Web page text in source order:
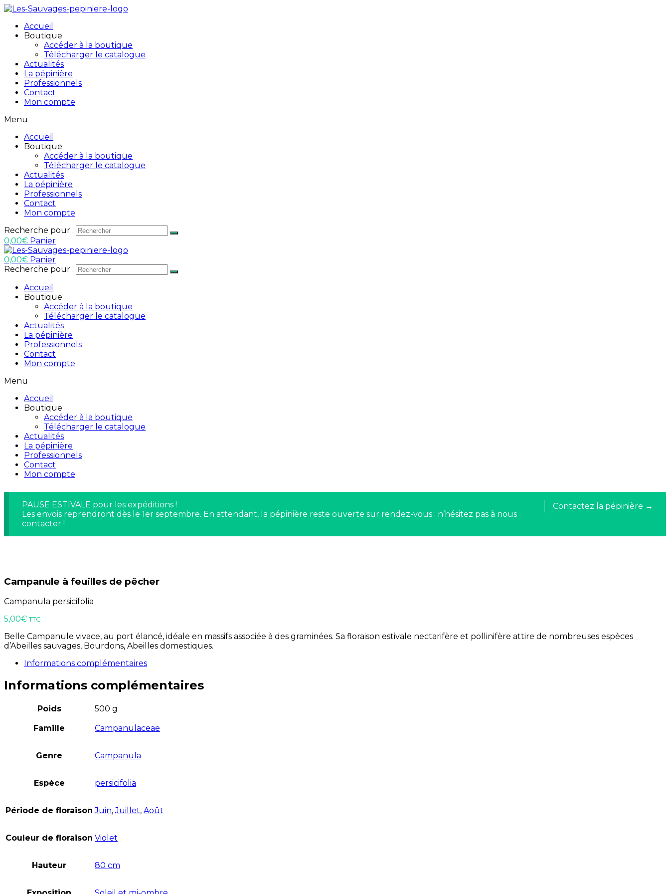
Accueil
Boutique
Accéder à la boutique
Télécharger le catalogue
Actualités
La pépinière
Professionnels
Contact
Mon compte
Menu
Accueil
Boutique
Accéder à la boutique
Télécharger le catalogue
Actualités
La pépinière
Professionnels
Contact
Mon compte
Recherche pour :
0,00€ Panier
0,00€ Panier
Recherche pour :
Accueil
Boutique
Accéder à la boutique
Télécharger le catalogue
Actualités
La pépinière
Professionnels
Contact
Mon compte
Menu
Accueil
Boutique
Accéder à la boutique
Télécharger le catalogue
Actualités
La pépinière
Professionnels
Contact
Mon compte
Contactez la pépinière →
PAUSE ESTIVALE pour les expéditions !
Les envois reprendront dès le 1er septembre. En attendant, la pépinière reste ouverte sur rendez-vous : n’hésitez pas à nous
contacter !
Campanule à feuilles de pêcher
Campanula persicifolia
5,00€ TTC
Belle Campanule vivace, au port élancé, idéale en massifs associée à des graminées. Sa floraison estivale nectarifère et pollinifère attire de nombreuses espèces
d’Abeilles sauvages, Bourdons, Abeilles domestiques.
Informations complémentaires
Informations complémentaires
Poids 500 g
Famille Campanulaceae
Genre Campanula
Espèce persicifolia
Période de floraison Juin,Juillet, Août
Couleur de floraison Violet
Hauteur 80 cm